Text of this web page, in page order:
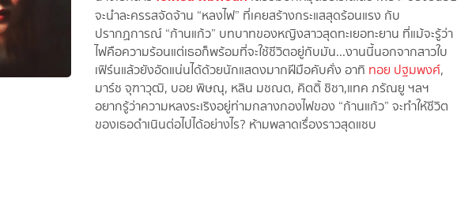
จะนำละครรสจัดจ้าน “หลงไฟ” ที่เคยสร้างกระแสสุดร้อนแรง กับ
ปรากฏการณ์ “ก้านแก้ว” บทบาทของหญิงสาวสุดทะเยอทะยาน ที่แม้จะรู้ว่า
ไฟคือความร้อนแต่เธอก็พร้อมที่จะใช้ชีวิตอยู่กับมัน...งานนี้นอกจากสาวใบ
เฟิร์นแล้วยังอัดแน่นได้ด้วยนักแสดงมากฝีมือคับคั่ง อาทิ ทอย ปฐมพงศ์,
มาร์ช จุฑาวุฒิ, บอย พิษณุ, หลิน มชณต, คิตติ้ ชิชา,แทค ภรัณยู ฯลฯ
อยากรู้ว่าความหลงระเริงอยู่ท่ามกลางกองไฟของ “ก้านแก้ว” จะทำให้ชีวิต
ของเธอดำเนินต่อไปได้อย่างไร? ห้ามพลาดเรื่องราวสุดแซบ